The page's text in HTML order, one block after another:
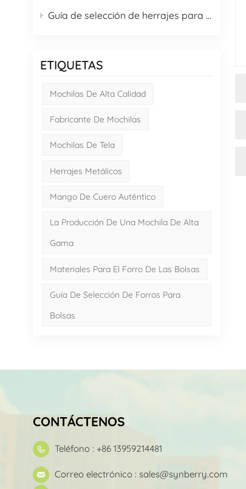
Guía de selección de herrajes para bolsos OEM
ETIQUETAS
Mochilas De Alta Calidad
Fabricante De Mochilas
Mochilas De Tela
Herrajes Metálicos
Mango De Cuero Auténtico
La Producción De Una Mochila De Alta
Gama
Materiales Para El Forro De Las Bolsas
Guía De Selección De Forros Para
Bolsas
CONTÁCTENOS
Teléfono : +86 13959214481
Correo electrónico : sales@synberry.com